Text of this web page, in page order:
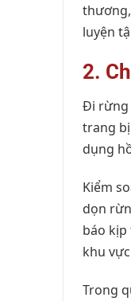
luyện
2.
Đi rừng
trang
dụng
Kiểm
dọn
báo
khu
Trong